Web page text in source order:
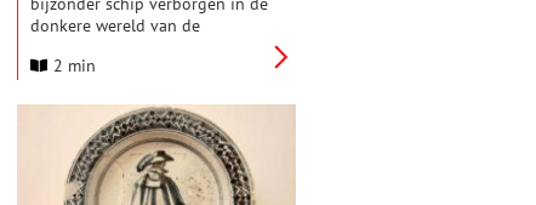
donkere wereld van de
tentoonstelling ‘Schip vol
Huis van Hilde neemt de
bezoeker mee in het onderzoek
naar dit mysterieuze
scheepswrak dat bij toeval werd
ontdekt. Niet eerder getoonde
2 min